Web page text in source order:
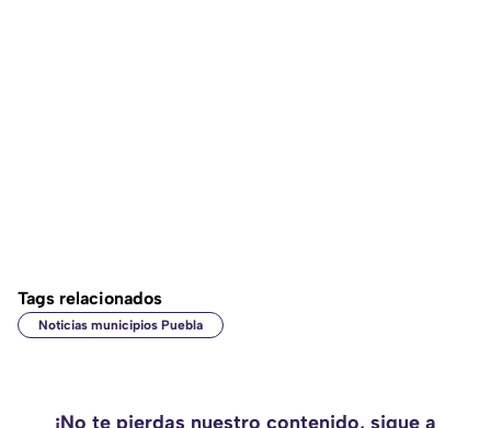
Tags relacionados
Noticias municipios Puebla
¡No te pierdas nuestro contenido, sigue a